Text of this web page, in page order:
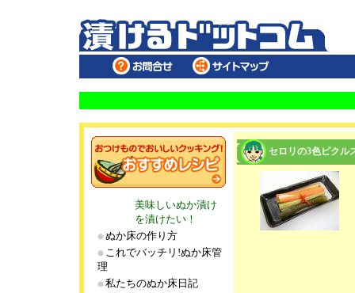
美味しいぬか漬け
を漬けたい！
ぬか床の作り方
これでバッチリ!ぬか床管
理
私たちのぬか床日記
セロリの3色ピクル